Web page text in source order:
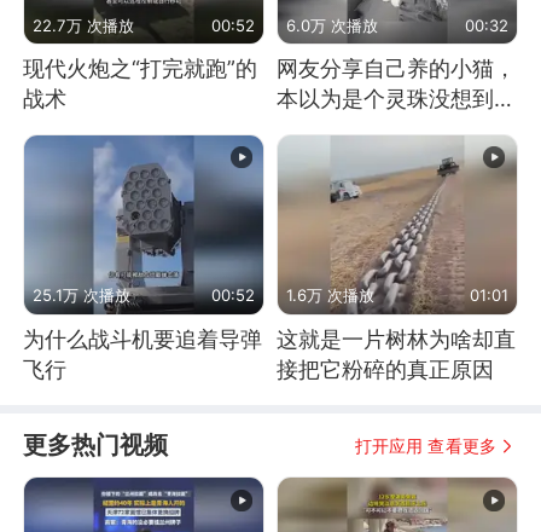
22.7万 次播放 00:52
现代火炮之“打完就跑”的
战术
6.0万 次播放 00:32
网友分享自己养的小猫，
本以为是个灵珠没想到是
25.1万 次播放 00:52
为什么战斗机要追着导弹
飞行
1.6万 次播放 01:01
这就是一片树林为啥却直
接把它粉碎的真正原因
更多热门视频 打开应用 查看更多